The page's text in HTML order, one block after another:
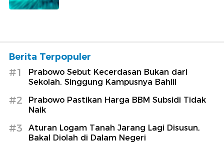
Berita Terpopuler
#1
Prabowo Sebut Kecerdasan Bukan dari
Sekolah, Singgung Kampusnya Bahlil
#2
Prabowo Pastikan Harga BBM Subsidi Tidak
Naik
#3
Aturan Logam Tanah Jarang Lagi Disusun,
Bakal Diolah di Dalam Negeri